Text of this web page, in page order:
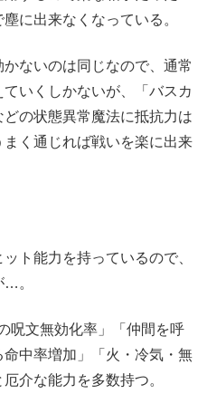
に出来なくなっている。
ないのは同じなので、通常
いくしかないが、「バスカ
の状態異常魔法に抵抗力は
く通じれば戦いを楽に出来
ト能力を持っているので、
…。
呪文無効化率」「仲間を呼
中率増加」「火・冷気・無
介な能力を多数持つ。